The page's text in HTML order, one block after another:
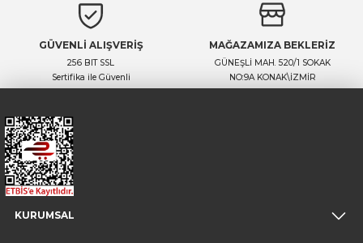
GÜVENLİ ALIŞVERİŞ
256 BIT SSL
Sertifika ile Güvenli
MAĞAZAMIZA BEKLERİZ
GÜNEŞLİ MAH. 520/1 SOKAK
NO:9A KONAK\İZMİR
KURUMSAL